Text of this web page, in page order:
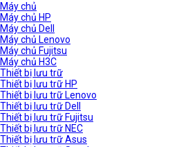
Máy chủ
Máy chủ HP
Máy chủ Dell
Máy chủ Lenovo
Máy chủ Fujitsu
Máy chủ H3C
Thiết bị lưu trữ
Thiết bị lưu trữ HP
Thiết bị lưu trữ Lenovo
Thiết bị lưu trữ Dell
Thiết bị lưu trữ Fujitsu
Thiết bị lưu trữ NEC
Thiết bị lưu trữ Asus